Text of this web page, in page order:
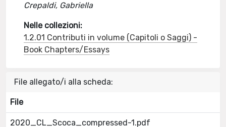
Crepaldi, Gabriella
Nelle collezioni:
1.2.01 Contributi in volume (Capitoli o Saggi) -
Book Chapters/Essays
File allegato/i alla scheda:
File
2020_CL_Scoca_compressed-1.pdf